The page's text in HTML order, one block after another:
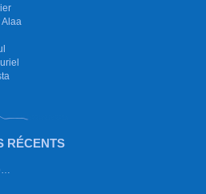
Alaa
RÉCENTS